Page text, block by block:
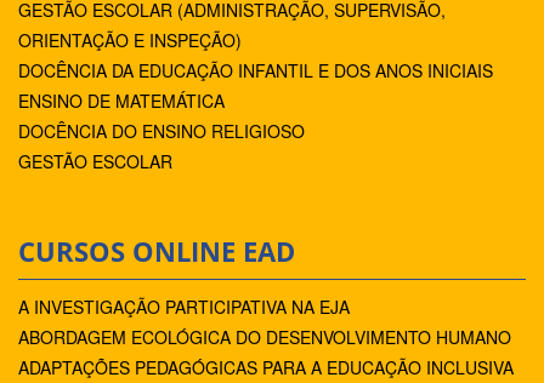
GESTÃO ESCOLAR (ADMINISTRAÇÃO, SUPERVISÃO,
ORIENTAÇÃO E INSPEÇÃO)
DOCÊNCIA DA EDUCAÇÃO INFANTIL E DOS ANOS INICIAIS
ENSINO DE MATEMÁTICA
DOCÊNCIA DO ENSINO RELIGIOSO
GESTÃO ESCOLAR
CURSOS ONLINE EAD
A INVESTIGAÇÃO PARTICIPATIVA NA EJA
ABORDAGEM ECOLÓGICA DO DESENVOLVIMENTO HUMANO
ADAPTAÇÕES PEDAGÓGICAS PARA A EDUCAÇÃO INCLUSIVA